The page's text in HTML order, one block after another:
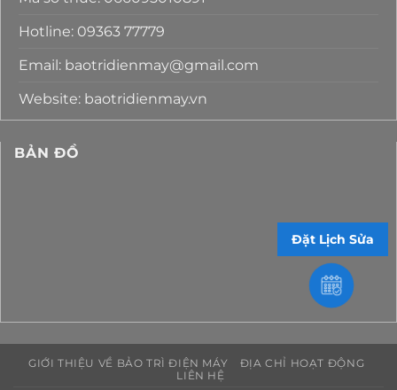
Hotline: 09363 77779
Email: baotridienmay@gmail.com
Website: baotridienmay.vn
BẢN ĐỒ
GIỚI THIỆU VỀ BẢO TRÌ ĐIỆN MÁY
ĐỊA CHỈ HOẠT ĐỘNG
LIÊN HỆ
Đặt Lịch Sửa